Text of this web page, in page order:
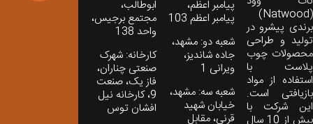
(Natwood)
برندی پیشرو در
تولید و طراحی
محصولات چوب
پلاست با
استفاده از مواد
بازیافتی است.
این شرکت با
بیش از 10 سال
پیامبر اعظم،
پیامبر اعظم 103
شعبه دو: مشهد،
جاده شاندیز،
ویرانی 1
شعبه سه: مشهد،
خیابان شهید
قرنی، مقابل
ابوطالب،
مجتمع برجیس،
واحد 138
کارخانه: شهرک
صنعتی چناران،
فاز یک، صنعت
9، کارخانه نیل
افشان توس